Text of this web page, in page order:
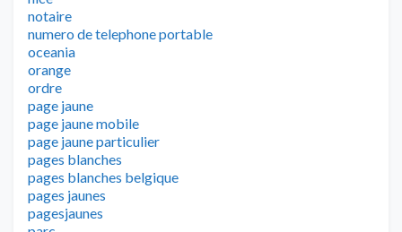
notaire
numero de telephone portable
oceania
orange
ordre
page jaune
page jaune mobile
page jaune particulier
pages blanches
pages blanches belgique
pages jaunes
pagesjaunes